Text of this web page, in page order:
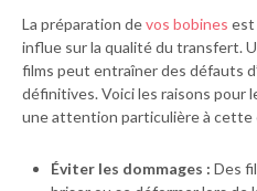
La préparation devos bobines est
influe sur la qualité du transfert.
films peut entraîner des défauts
définitives. Voici les raisons pour
une attention particulière à cette
Éviter les dommages : Des